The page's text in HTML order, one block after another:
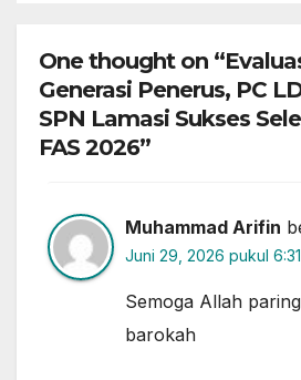
One thought on
Generasi Penerus, PC
SPN Lamasi Sukses
FAS 2026”
Muhammad Arifin
Juni 29, 2026 pukul
Semoga Allah
barokah